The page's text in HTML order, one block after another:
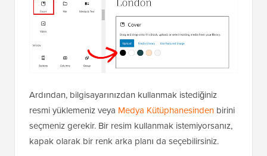
Ardından, bilgisayarınızdan kullanmak istediğiniz
resmi yüklemeniz veya Medya Kütüphanesinden birini
seçmeniz gerekir. Bir resim kullanmak istemiyorsanız,
kapak olarak bir renk arka planı da seçebilirsiniz.